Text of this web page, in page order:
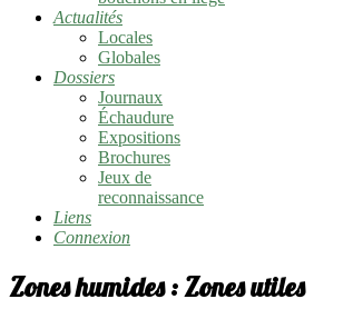
Actualités
Locales
Globales
Dossiers
Journaux
Échaudure
Expositions
Brochures
Jeux de
reconnaissance
Liens
Connexion
Zones humides : Zones utiles